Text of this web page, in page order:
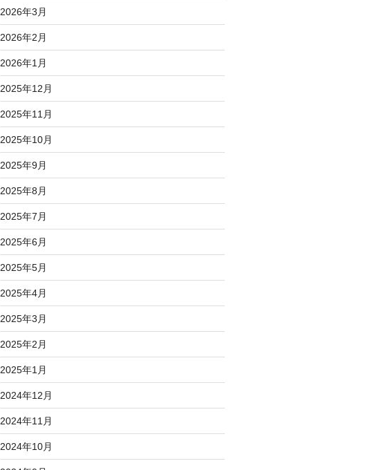
2026年3月
2026年2月
2026年1月
2025年12月
2025年11月
2025年10月
2025年9月
2025年8月
2025年7月
2025年6月
2025年5月
2025年4月
2025年3月
2025年2月
2025年1月
2024年12月
2024年11月
2024年10月